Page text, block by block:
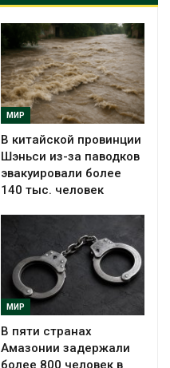
МИР
В китайской провинции
Шэньси из-за паводков
эвакуировали более
140 тыс. человек
МИР
В пяти странах
Амазонии задержали
более 800 человек в